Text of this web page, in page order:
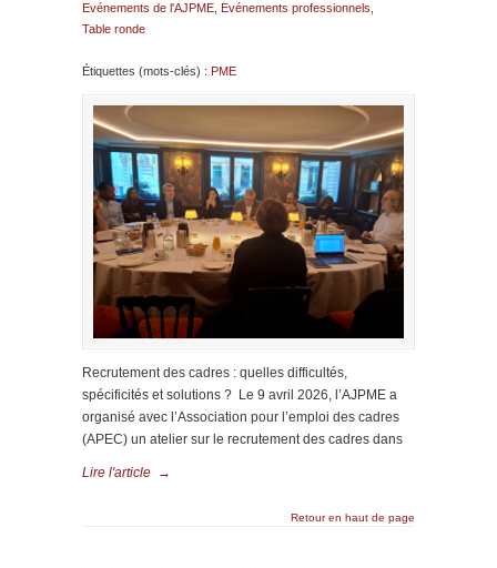
Evénements de l'AJPME Evénements professionnels
Table ronde
Étiquettes (mots-clés) : PME
Recrutement des cadres : quelles difficultés,
spécificités et solutions ? Le 9 avril 2026, l’AJPME a
organisé avec l’Association pour l’emploi des cadres
(APEC) un atelier sur le recrutement des cadres dans
Lire l'article →
Retour en haut de page